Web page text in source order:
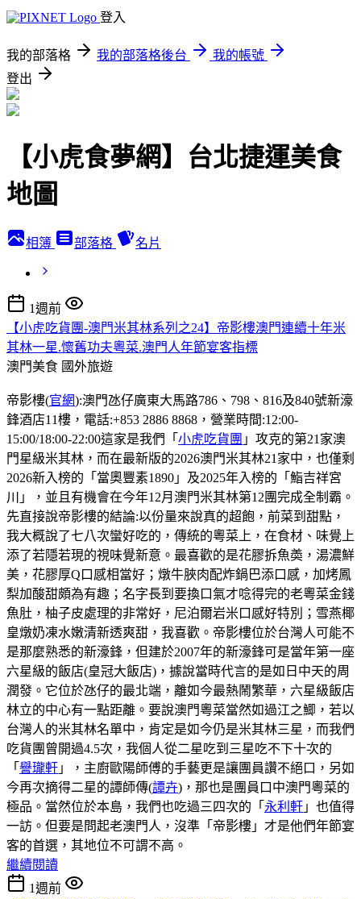
登入
我的部落格 我的部落格後台
我的帳號
登出
【小虎食夢網】台北捷運美食
地圖
相簿 部落格 名片
1週前
【小虎吃貨團-澳門米其林系列之24】帝影樓澳門連續十年米
其林一星.懷舊功夫粵菜.澳門人年節宴客指標
澳門美食 國外旅遊
帝影樓(官網):澳門氹仔廣東大馬路786、798、816及840號新濠
鋒酒店11樓，電話:+853 2886 8868，營業時間:12:00-
15:00/18:00-22:00這家是我們「 小虎吃貨團 」攻克的第21家澳
門星級米其林，而在最新版的2026澳門米其林21家中，也僅剩
2026新入榜的「當奧豐素1890」及2025年入榜的「鮨吉祥宮
川」，並且有機會在今年12月澳門米其林第12團完成全制霸。
先直接說帝影樓的結論:以份量來說真的超飽，前菜到甜點，
我大概說了七八次蠻好吃的，傳統的粵菜上，在食材、味覺上
添了若隱若現的視味覺新意。最喜歡的是花膠拆魚𡙡，湯濃鮮
美，花膠厚Q口感相當好；燉牛脥肉配炸鍋巴添口感，加烤鳳
梨加酸甜頗為有趣；名字長到要換口氣才唸得完的老粵菜金錢
魚肚，柚子皮處理的非常好，尼泊爾岩米口感好特別；雪燕椰
皇燉奶凍水嫩清新透爽甜，我喜歡。帝影樓位於台灣人可能不
是那麼熟悉的新濠鋒，但建於2007年的新濠鋒可是當年第一座
六星級的飯店(皇冠大飯店)，據說當時代言的是如日中天的周
潤發。它位於氹仔的最北端，離如今最熱鬧繁華，六星級飯店
林立的中心有一點距離。要說澳門粵菜當然如過江之鯽，若以
台灣人的米其林名單中，肯定是如今仍是米其林三星，而我們
吃貨團曾開過4.5次，我個人從二星吃到三星吃不下十次的
「 譽瓏軒 」，主廚歐陽師傅的手藝更是讓團員讚不絕口，另如
今再次摘得二星的譚師傳(譚卉)，那也是團員口中澳門粵菜的
極品。當然位於本島，我們也吃過三四次的「 永利軒 」也值得
一訪。但要是問起老澳門人，沒準「帝影樓」才是他們年節宴
客的首選，其地位不可謂不高。
繼續閱讀
1週前